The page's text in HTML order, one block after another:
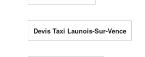
Devis Taxi Launois-Sur-Vence